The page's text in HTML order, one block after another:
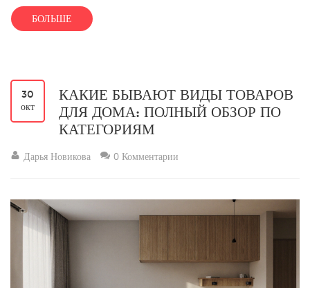
БОЛЬШЕ
30
окт
КАКИЕ БЫВАЮТ ВИДЫ ТОВАРОВ
ДЛЯ ДОМА: ПОЛНЫЙ ОБЗОР ПО
КАТЕГОРИЯМ
Дарья Новикова 0 Комментарии